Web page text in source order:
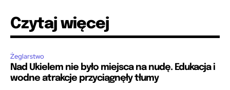
Czytaj więcej
Żeglarstwo
Nad Ukielem nie było miejsca na nudę. Edukacja i
wodne atrakcje przyciągnęły tłumy